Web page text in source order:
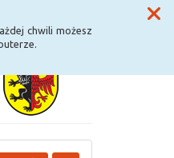
chwili możesz